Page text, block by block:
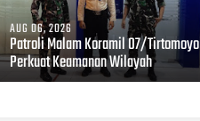
AUG 06, 2026
Patroli Malam Koramil 07/Tirtomoyo
Perkuat Keamanan Wilayah